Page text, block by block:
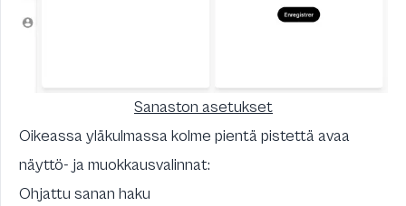
Sanaston asetukset
Oikeassa yläkulmassa kolme pientä pistettä avaa
näyttö- ja muokkausvalinnat:
Ohjattu sanan haku